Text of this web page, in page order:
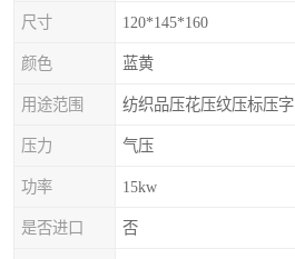
尺寸 120*145*160
颜色 蓝黄
用途范围 纺织品压花压纹压标压字
压力 气压
功率 15kw
是否进口 否